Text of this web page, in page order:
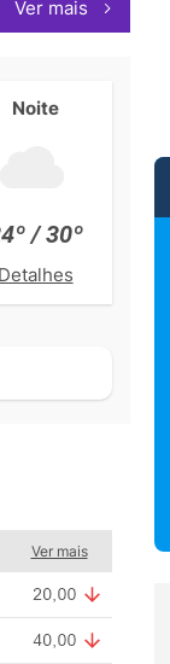
Ver mais
Noite
/ 30º
Detalhes
Ver mais